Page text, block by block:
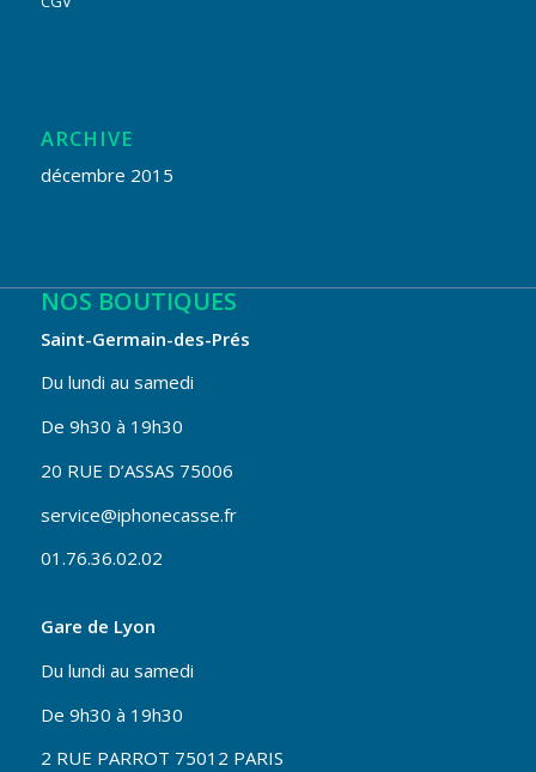
ARCHIVE
décembre 2015
NOS BOUTIQUES
Saint-Germain-des-Prés
Du lundi au samedi
De 9h30 à 19h30
20 RUE D’ASSAS 75006
service@iphonecasse.fr
01.76.36.02.02
Gare de Lyon
Du lundi au samedi
De 9h30 à 19h30
2 RUE PARROT 75012 PARIS